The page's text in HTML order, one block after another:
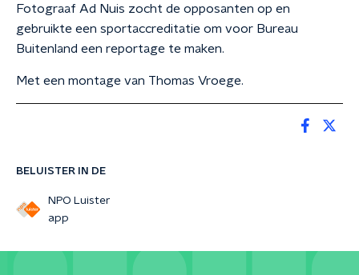
BELUISTER IN DE
NPO Luister
app
Fotograaf Ad Nuis zocht de opposanten op en
gebruikte een sportaccreditatie om voor Bureau
Buitenland een reportage te maken.
Met een montage van Thomas Vroege.